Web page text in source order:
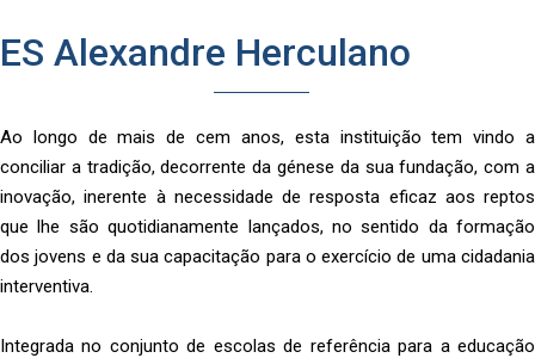
ES Alexandre Herculano
Ao longo de mais de cem anos, esta instituição tem vindo a
conciliar a tradição, decorrente da génese da sua fundação, com a
inovação, inerente à necessidade de resposta eficaz aos reptos
que lhe são quotidianamente lançados, no sentido da formação
dos jovens e da sua capacitação para o exercício de uma cidadania
interventiva.
Integrada no conjunto de escolas de referência para a educação